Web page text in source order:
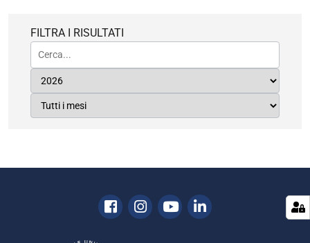
FILTRA I RISULTATI
Facebook
Instagram
YoutubeLinkedin